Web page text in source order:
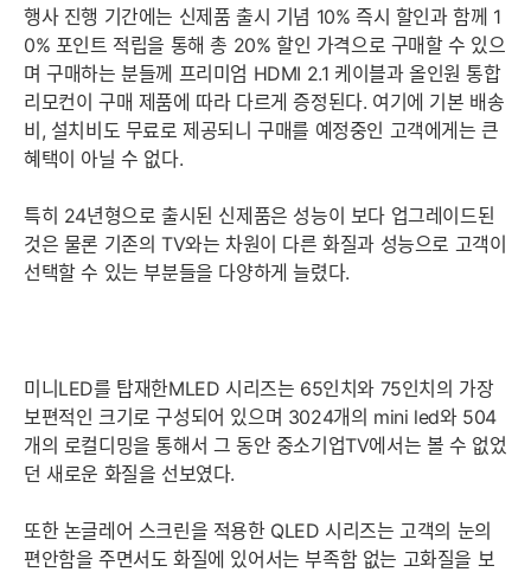
행사 진행 기간에는 신제품 출시 기념 10% 즉시 할인과 함께 1
0% 포인트 적립을 통해 총 20% 할인 가격으로 구매할 수 있으
며 구매하는 분들께 프리미엄 HDMI 2.1 케이블과 올인원 통합
리모컨이 구매 제품에 따라 다르게 증정된다. 여기에 기본 배송
비, 설치비도 무료로 제공되니 구매를 예정중인 고객에게는 큰
혜택이 아닐 수 없다.
특히 24년형으로 출시된 신제품은 성능이 보다 업그레이드된
것은 물론 기존의 TV와는 차원이 다른 화질과 성능으로 고객이
선택할 수 있는 부분들을 다양하게 늘렸다.
미니LED를 탑재한MLED 시리즈는 65인치와 75인치의 가장
보편적인 크기로 구성되어 있으며 3024개의 mini led와 504
개의 로컬디밍을 통해서 그 동안 중소기업TV에서는 볼 수 없었
던 새로운 화질을 선보였다.
또한 논글레어 스크린을 적용한 QLED 시리즈는 고객의 눈의
편안함을 주면서도 화질에 있어서는 부족함 없는 고화질을 보